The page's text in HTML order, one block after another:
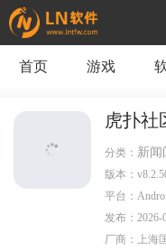
首页 游戏
虎扑社
分类： 新闻
版本：
平台：
发布： 2026-
厂商：
上海